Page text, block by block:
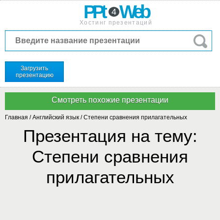
PPt 4 Web
Хостинг презентаций
Загрузить
презентацию
Главная /Английский язык /Степени сравнения прилагательных
Презентация на тему:
Степени сравнения
прилагательных